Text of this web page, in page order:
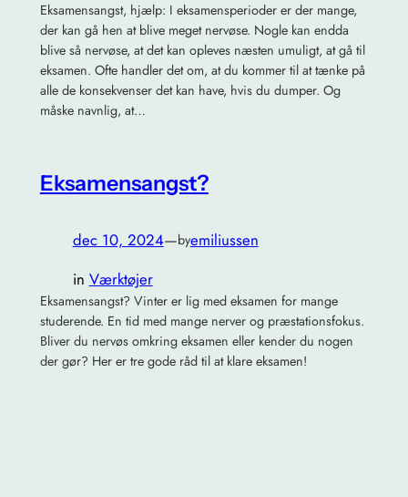
Eksamensangst, hjælp: I eksamensperioder er der mange,
der kan gå hen at blive meget nervøse. Nogle kan endda
blive så nervøse, at det kan opleves næsten umuligt, at gå til
eksamen. Ofte handler det om, at du kommer til at tænke på
alle de konsekvenser det kan have, hvis du dumper. Og
måske navnlig, at…
Eksamensangst?
dec 10, 2024—byemiliussen
in Værktøjer
Eksamensangst? Vinter er lig med eksamen for mange
studerende. En tid med mange nerver og præstationsfokus.
Bliver du nervøs omkring eksamen eller kender du nogen
der gør? Her er tre gode råd til at klare eksamen!